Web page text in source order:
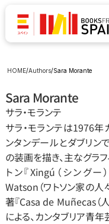
HOME/Authors/Sara Morante
Sara Morante
サラ‧モランテ
サラ‧モランテは1976年
ンタンデールとダブリ
の装画を描き、主なグラ
トン『Xingú（シングー
Watson（ワトソン家の人
著『Casa de Muñecas（
による、カンタブリア青